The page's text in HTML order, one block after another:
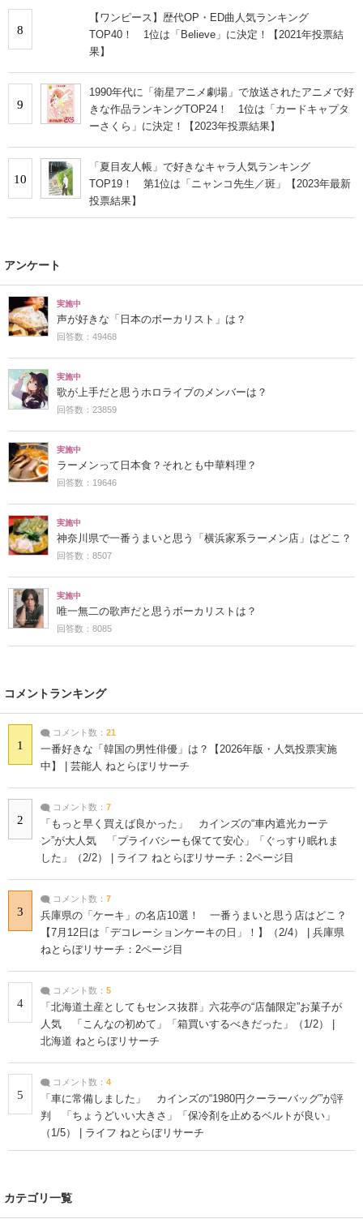
8
【ワンピース】歴代OP・ED曲人気ランキング
TOP40！ 1位は「Believe」に決定！【2021年投票結
果】
9
1990年代に「衛星アニメ劇場」で放送されたアニメで好
きな作品ランキングTOP24！ 1位は「カードキャプタ
ーさくら」に決定！【2023年投票結果】
10
「夏目友人帳」で好きなキャラ人気ランキング
TOP19！ 第1位は「ニャンコ先生／斑」【2023年最新
投票結果】
アンケート
実施中
声が好きな「日本のボーカリスト」は？
回答数：49468
実施中
歌が上手だと思うホロライブのメンバーは？
回答数：23859
実施中
ラーメンって日本食？それとも中華料理？
回答数：19646
実施中
神奈川県で一番うまいと思う「横浜家系ラーメン店」はどこ？
回答数：8507
実施中
唯一無二の歌声だと思うボーカリストは？
回答数：8085
コメントランキング
1
コメント数： 21
一番好きな「韓国の男性俳優」は？【2026年版・人気投票実施
中】 | 芸能人 ねとらぼリサーチ
2
コメント数： 7
「もっと早く買えば良かった」 カインズの“車内遮光カーテ
ン”が大人気 「プライバシーも保てて安心」「ぐっすり眠れま
した」（2/2） | ライフ ねとらぼリサーチ：2ページ目
3
コメント数： 7
兵庫県の「ケーキ」の名店10選！ 一番うまいと思う店はどこ？
【7月12日は「デコレーションケーキの日」！】（2/4） | 兵庫県
ねとらぼリサーチ：2ページ目
4
コメント数： 5
「北海道土産としてもセンス抜群」六花亭の“店舗限定”お菓子が
人気 「こんなの初めて」「箱買いするべきだった」（1/2） |
北海道 ねとらぼリサーチ
5
コメント数： 4
「車に常備しました」 カインズの“1980円クーラーバッグ”が評
判 「ちょうどいい大きさ」「保冷剤を止めるベルトが良い」
（1/5） | ライフ ねとらぼリサーチ
カテゴリ一覧